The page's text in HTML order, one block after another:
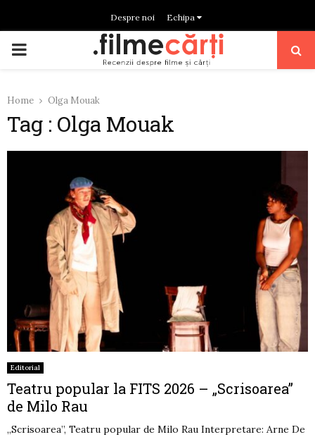
Despre noi Echipa
PRIMARY
Home Olga Mouak
Tag : Olga Mouak
Editorial
Teatru popular la FITS 2026 – „Scrisoarea”
de Milo Rau
„Scrisoarea”, Teatru popular de Milo Rau Interpretare: Arne De